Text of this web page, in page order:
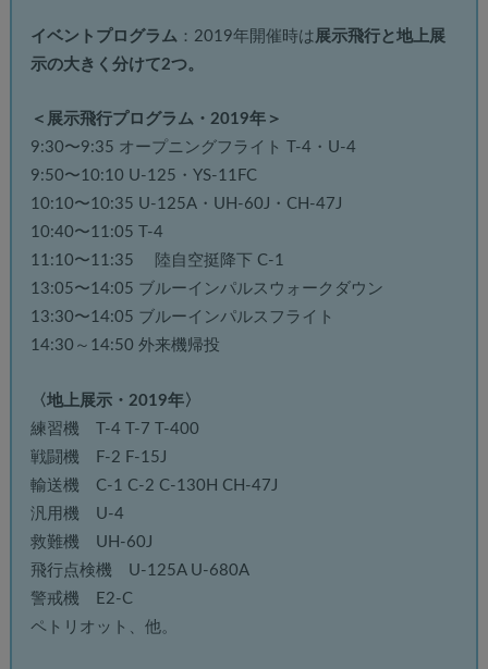
イベントプログラム ：2019年開催時は 展示飛行と地上展
示の大きく分けて2つ。
＜展示飛行プログラム・2019年＞
9:30〜9:35 オープニングフライト T-4・U-4
9:50〜10:10 U-125・YS-11FC
10:10〜10:35 U-125A・UH-60J・CH-47J
10:40〜11:05 T-4
11:10〜11:35 陸自空挺降下 C-1
13:05〜14:05 ブルーインパルスウォークダウン
13:30〜14:05 ブルーインパルスフライト
14:30～14:50 外来機帰投
〈地上展示・2019年〉
練習機 T-4 T-7 T-400
戦闘機 F-2 F-15J
輸送機 C-1 C-2 C-130H CH-47J
汎用機 U-4
救難機 UH-60J
飛行点検機 U-125A U-680A
警戒機 E2-C
ペトリオット、他。